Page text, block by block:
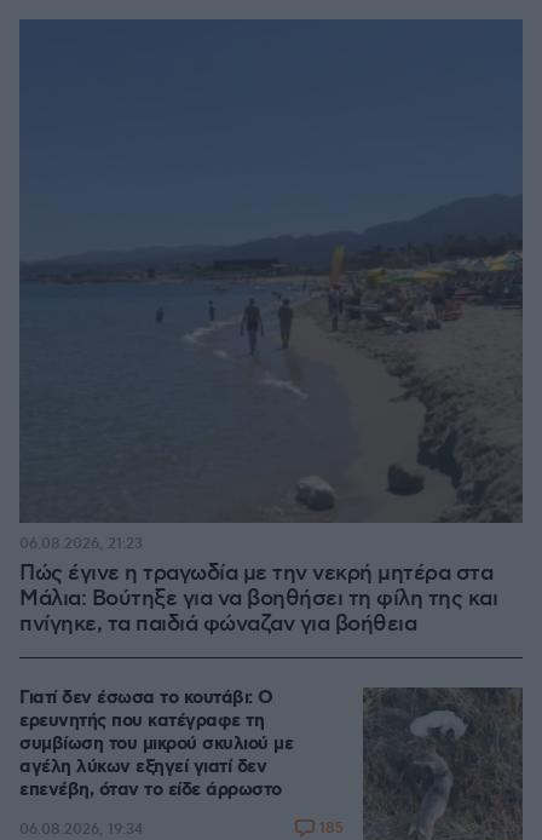
Πώς έγινε η τραγωδία με την νεκρή μητέρα στα
Μάλια: Βούτηξε για να βοηθήσει τη φίλη της και
πνίγηκε, τα παιδιά φώναζαν για βοήθεια
06.08.2026, 21:23
Γιατί δεν έσωσα το κουτάβι: Ο
ερευνητής που κατέγραφε τη
συμβίωση του μικρού σκυλιού με
αγέλη λύκων εξηγεί γιατί δεν
επενέβη, όταν το είδε άρρωστο
06.08.2026, 19:34 185